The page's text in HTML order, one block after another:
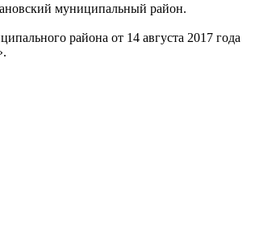
муниципальный район.
района от 14 августа 2017 года